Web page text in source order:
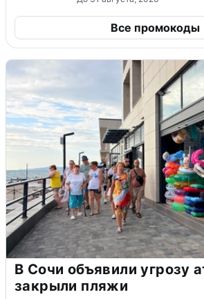
Все промокоды
В Сочи объявили угрозу
закрыли пляжи